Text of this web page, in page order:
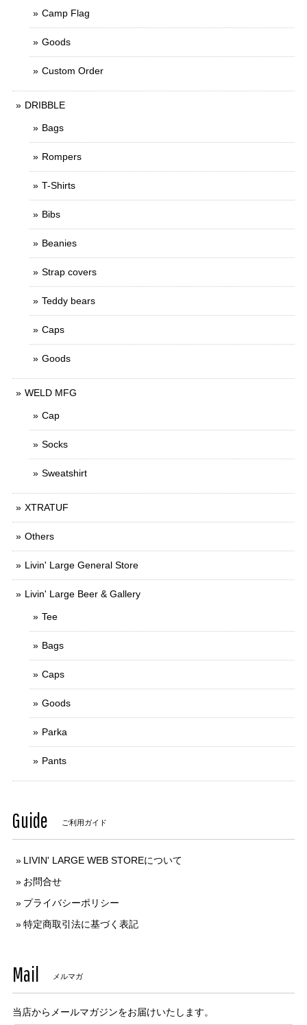
Camp Flag
Goods
Custom Order
DRIBBLE
Bags
Rompers
T-Shirts
Bibs
Beanies
Strap covers
Teddy bears
Caps
Goods
WELD MFG
Cap
Socks
Sweatshirt
XTRATUF
Others
Livin' Large General Store
Livin' Large Beer & Gallery
Tee
Bags
Caps
Goods
Parka
Pants
Guide ご利用ガイド
LIVIN' LARGE WEB STOREについて
お問合せ
プライバシーポリシー
特定商取引法に基づく表記
Mail メルマガ
当店からメールマガジンをお届けいたします。